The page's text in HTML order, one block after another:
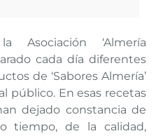
Asociación ‘Almería
cada día diferentes
de ‘Sabores Almería’
público. En esas recetas
dejado constancia de
tiempo, de la calidad,